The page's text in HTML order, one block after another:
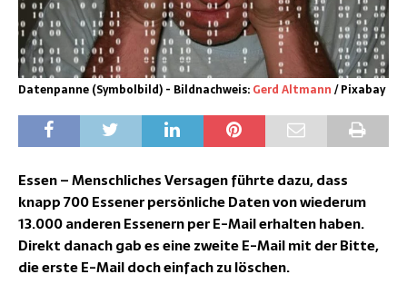
Datenpanne (Symbolbild) - Bildnachweis: Gerd Altmann / Pixabay
Essen – Menschliches Versagen führte dazu, dass
knapp 700 Essener persönliche Daten von wiederum
13.000 anderen Essenern per E-Mail erhalten haben.
Direkt danach gab es eine zweite E-Mail mit der Bitte,
die erste E-Mail doch einfach zu löschen.